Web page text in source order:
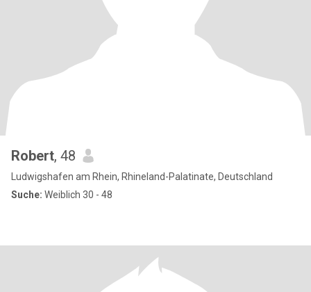
Robert, 48
Ludwigshafen am Rhein, Rhineland-Palatinate, Deutschland
Suche: Weiblich 30 - 48